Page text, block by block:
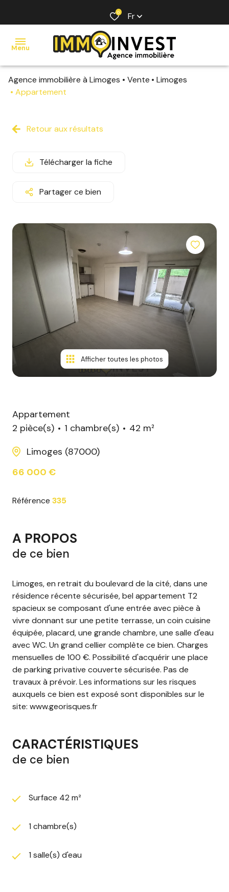
0 Fr
Menu
ACCUEIL
LOCATION
AGENCE
Agence immobilière à Limoges Vente
Limoges
Appartement
Retour aux résultats
Télécharger la fiche
Partager ce bien
Afficher toutes les photos
Appartement
2 pièce(s)
1 chambre(s)
42 m²
Limoges (87000)
66 000 €
Référence 335
A PROPOS
de ce bien
Limoges, en retrait du boulevard de la cité, dans une
résidence récente sécurisée, bel appartement T2
spacieux se composant d'une entrée avec pièce à
vivre donnant sur une petite terrasse, un coin cuisine
équipée, placard, une grande chambre, une salle d'eau
avec WC. Un grand cellier complète ce bien. Charges
mensuelles de 100 €. Possibilité d'acquérir une place
de parking privative couverte sécurisée. Pas de
travaux à prévoir. Les informations sur les risques
auxquels ce bien est exposé sont disponibles sur le
site: www.georisques.fr
CARACTÉRISTIQUES
de ce bien
Surface 42 m²
1 chambre(s)
1 salle(s) d'eau